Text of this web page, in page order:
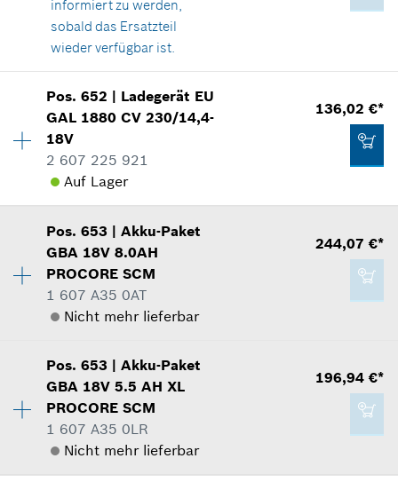
Zum Warenkorb hinzufügen
9,12 €*
In Darstellung zeigen
9,12 €*
*Unverbindliche Preisempfehlung des
Herstellers inklusive MwSt
Zum Warenkorb hinzufügen
informiert zu werden,
sobald das Ersatzteil
wieder verfügbar ist.
Preisgruppe:49
Verwendungsnachweis
In Darstellung zeigen
173,36 €*
*Unverbindliche Preisempfehlung des
Zum Warenkorb hinzufügen
Pos.652 | Ladegerät EU
GAL 1880 CV 230/14,4-
18V
2 607 225 921
Auf Lager
136,02 €*
Verfügbarkeit 1
Preisgruppe:47
Ersatzteilinformationen
Verwendungsnachweis
In Darstellung zeigen
136,02 €*
Pos.653 |Akku-Paket
GBA 18V 8.0AH
PROCORE SCM
1 607 A35 0AT
Nicht mehr lieferbar
244,07 €*
Preisgruppe:52
Ersatzteilinformationen
Verwendungsnachweis
In Darstellung zeigen
Pos.653 |Akku-Paket
GBA 18V 5.5 AH XL
PROCORE SCM
1 607 A35 0LR
Nicht mehr lieferbar
196,94 €*